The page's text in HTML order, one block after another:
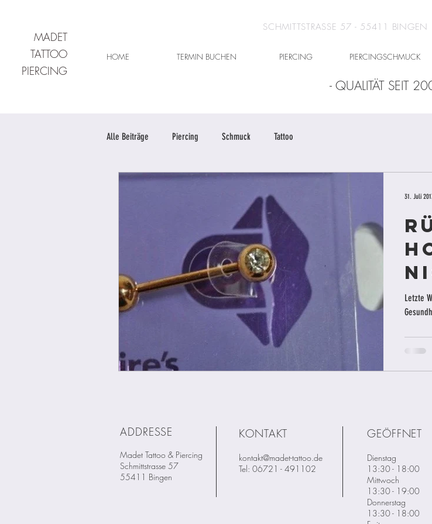
MADET
TATTOO
PIERCING
SCHMITTSTRASSE 57 - 55411
HOME TERMIN BUCHEN PIERCING PIERCINGSCHMUCK
- QUALITÄT SEIT
Alle Beiträge Piercing Schmuck Tattoo
Letzte
31. Juli
ADDRESSE
Madet Tattoo & Piercing
Schmittstrasse 57
55411 Bingen
KONTAKT
kontakt@madet-tattoo.de
Tel: 06721 - 491102
GEÖFFNET
Dienstag
13:30 - 18:00
Mittwoch
13:30 - 19:00
Donnerstag
13:30 - 18:00